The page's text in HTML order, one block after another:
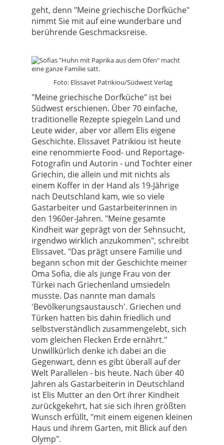
geht, denn "Meine griechische Dorfküche"
nimmt Sie mit auf eine wunderbare und
berührende Geschmacksreise.
Foto: Elissavet Patrikiou/Südwest Verlag
"Meine griechische Dorfküche" ist bei
Südwest erschienen. Über 70 einfache,
traditionelle Rezepte spiegeln Land und
Leute wider, aber vor allem Elis eigene
Geschichte. Elissavet Patrikiou ist heute
eine renommierte Food- und Reportage-
Fotografin und Autorin - und Tochter einer
Griechin, die allein und mit nichts als
einem Koffer in der Hand als 19-Jährige
nach Deutschland kam, wie so viele
Gastarbeiter und Gastarbeiterinnen in
den 1960er-Jahren. "Meine gesamte
Kindheit war geprägt von der Sehnsucht,
irgendwo wirklich anzukommen", schreibt
Elissavet. "Das prägt unsere Familie und
begann schon mit der Geschichte meiner
Oma Sofia, die als junge Frau von der
Türkei nach Griechenland umsiedeln
musste. Das nannte man damals
'Bevölkerungsaustausch'. Griechen und
Türken hatten bis dahin friedlich und
selbstverständlich zusammengelebt, sich
vom gleichen Flecken Erde ernährt."
Unwillkürlich denke ich dabei an die
Gegenwart, denn es gibt überall auf der
Welt Parallelen - bis heute. Nach über 40
Jahren als Gastarbeiterin in Deutschland
ist Elis Mutter an den Ort ihrer Kindheit
zurückgekehrt, hat sie sich ihren größten
Wunsch erfüllt, "mit einem eigenen kleinen
Haus und ihrem Garten, mit Blick auf den
Olymp".